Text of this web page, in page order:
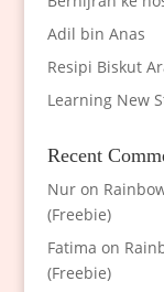
Adil bin Anas
Resipi Biskut
Learning New
Recent
Nuron
(Freebie)
Fatima on
(Freebie)